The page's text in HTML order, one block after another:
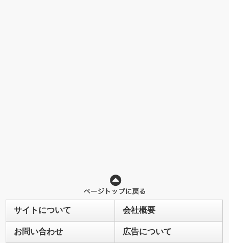
サイトについて 会社概要
お問い合わせ 広告について